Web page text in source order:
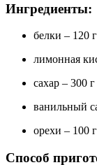
Ингредиенты:
белки – 120 г
лимонная
сахар – 300 г
ванильный
орехи – 100 г
Способ